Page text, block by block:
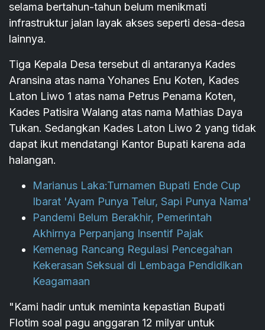
selama bertahun-tahun belum menikmati
infrastruktur jalan layak akses seperti desa-desa
lainnya.
Tiga Kepala Desa tersebut di antaranya Kades
Aransina atas nama Yohanes Enu Koten, Kades
Laton Liwo 1 atas nama Petrus Penama Koten,
Kades Patisira Walang atas nama Mathias Daya
Tukan. Sedangkan Kades Laton Liwo 2 yang tidak
dapat ikut mendatangi Kantor Bupati karena ada
halangan.
Marianus Laka:Turnamen Bupati Ende Cup
Ibarat 'Ayam Punya Telur, Sapi Punya Nama'
Pandemi Belum Berakhir, Pemerintah
Akhirnya Perpanjang Insentif Pajak
Kemenag Rancang Regulasi Pencegahan
Kekerasan Seksual di Lembaga Pendidikan
Keagamaan
"Kami hadir untuk meminta kepastian Bupati
Flotim soal pagu anggaran 12 milyar untuk